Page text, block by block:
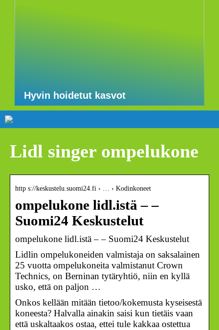
Hyvin hoidetut kasvot
Lidl singer ompelukone
http s://keskustelu.suomi24.fi › … › Kodinkoneet
ompelukone lidl.istä – –
Suomi24 Keskustelut
ompelukone lidl.istä – – Suomi24 Keskustelut
Lidlin ompelukoneiden valmistaja on saksalainen
25 vuotta ompelukoneita valmistanut Crown
Technics, on Berninan tytäryhtiö, niin en kyllä
usko, että on paljon …
Onkos kellään mitään tietoo/kokemusta kyseisestä
koneesta? Halvalla ainakin saisi kun tietäis vaan
että uskaltaakos ostaa, ettei tule kakkaa ostettua